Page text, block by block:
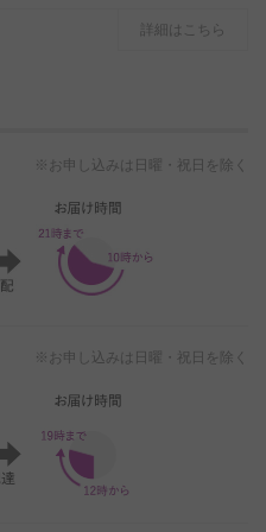
詳細はこちら
※お申し込みは日曜・祝日を除く
※お申し込みは日曜・祝日を除く